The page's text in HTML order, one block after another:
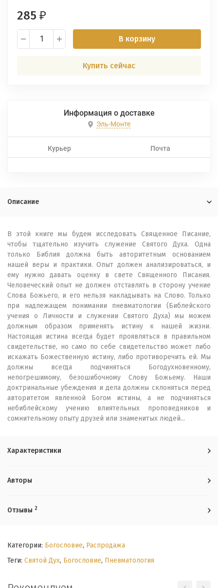
285 ₽
В корзину
Купить сейчас
Информация о доставке
Эль-Монте
Курьер Почта
Описание
В этой книге мы будем исследовать Священное Писание,
чтобы тщательно изучить служение Святого Духа. Одна
только Библия должна быть авторитетным основанием
нашей веры и практики. Опыт должен анализироваться, и
ему нужно давать оценку в свете Священного Писания.
Человеческий опыт не должен отставлять в сторону учение
Слова Божьего, и его нельзя накладывать на Слово. Только
при надлежащем понимании пневматологии (Библейского
учения о Личности и служении Святого Духа) мы можем
должным образом применять истину к нашей жизни.
Настоящая истина всегда будет проявляться в правильном
свидетельстве, но само по себе свидетельство может либо
искажать Божественную истину, либо противоречить ей. Мы
должны всегда подчиняться Богодухновенному,
непогрешимому, безошибочному Слову Божьему. Наши
доктринальные убеждения и дела должны склоняться перед
авторитетом явленной Богом истины, а не подчиняться
небиблейскому учению влиятельных проповедников и
сомнительному опыту друзей или знаменитых людей...
Характеристики
Авторы
Отзывы 2
Категории: Богословие, Распродажа
Теги: Святой Дух, Богословие, Пневматология